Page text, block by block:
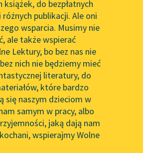
Leśmianator
Przewodnik dla piszących i
czytających
API
OAI-PMH
Widget Wolnych Lektur
Przypisy
książek, do bezpłatnych
publikacji. Ale oni
wsparcia. Musimy nie
ale także wspierać
Lektury, bo bez nas nie
nich nie będziemy mieć
literatury, do
które bardzo
się naszym dzieciom w
samym w pracy, albo
jaką dają nam
wspierajmy Wolne
Klementyna z Tańskich
Hoffmanowa
Dziennik
Franciszki
Krasińskiej
Prawią pokątnie o
jakichciś
nieszczęściach,
biedach, a tymczasem